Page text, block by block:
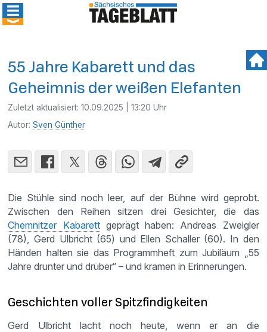
55 Jahre Kabarett und das
Geheimnis der weißen Elefanten
Zuletzt aktualisiert:10.09.2025 | 13:20 Uhr
Autor:Sven Günther
Die Stühle sind noch leer, auf der Bühne wird geprobt.
Zwischen den Reihen sitzen drei Gesichter, die das
Chemnitzer Kabarettgeprägt haben: Andreas Zweigler
(78), Gerd Ulbricht (65) und Ellen Schaller (60). In den
Händen halten sie das Programmheft zum Jubiläum „55
Jahre drunter und drüber“ – und kramen in Erinnerungen.
Geschichten voller Spitzfindigkeiten
Gerd Ulbricht lacht noch heute, wenn er an die